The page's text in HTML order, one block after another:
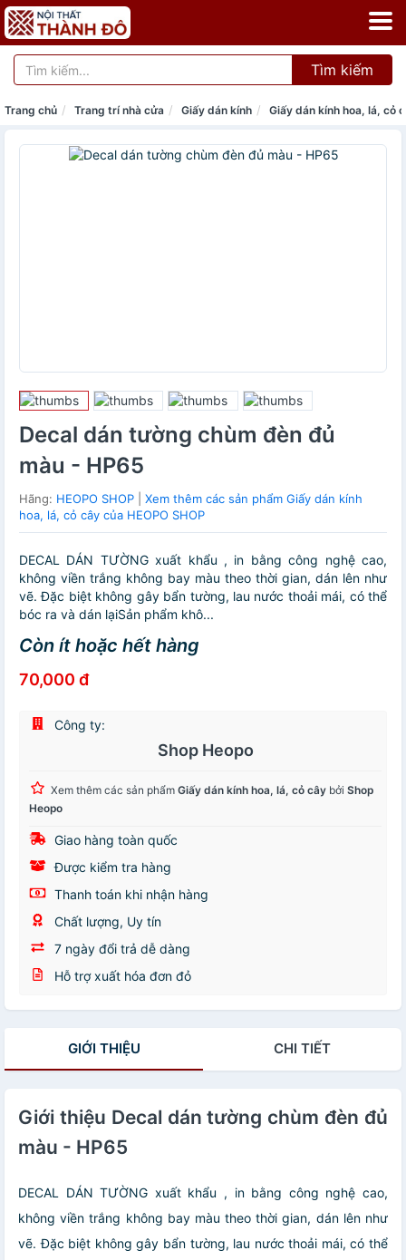
Tìm kiếm
Trang chủ Trang trí nhà cửa Giấy dán kính Giấy dán kính hoa, lá, cỏ
Decal dán tường chùm đèn đủ
màu - HP65
Hãng: HEOPO SHOP
Xem thêm các sản phẩm Giấy dán kính
hoa, lá, cỏ cây của HEOPO SHOP
DECAL DÁN TƯỜNG xuất khẩu , in bằng công nghệ cao,
không viền trắng không bay màu theo thời gian, dán lên như
vẽ. Đặc biệt không gây bẩn tường, lau nước thoải mái, có thể
bóc ra và dán lạiSản phẩm khô...
Còn ít hoặc hết hàng
70,000 đ
Công ty:
Shop Heopo
Xem thêm các sản phẩm Giấy dán kính hoa, lá, cỏ cây bởi Shop
Heopo
Giao hàng toàn quốc
Được kiểm tra hàng
Thanh toán khi nhận hàng
Chất lượng, Uy tín
7 ngày đổi trả dễ dàng
Hỗ trợ xuất hóa đơn đỏ
GIỚI THIỆU CHI TIẾT
Giới thiệu Decal dán tường chùm đèn đủ
màu - HP65
DECAL DÁN TƯỜNG xuất khẩu , in bằng công nghệ cao,
không viền trắng không bay màu theo thời gian, dán lên như
vẽ. Đặc biệt không gây bẩn tường, lau nước thoải mái, có thể